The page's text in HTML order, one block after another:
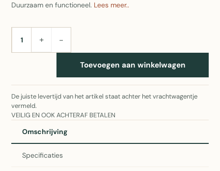
Duurzaam en functioneel. Lees meer..
AANTAL+ −
Toevoegen aan winkelwagen
De juiste levertijd van het artikel staat achter het vrachtwagentje
vermeld.
VEILIG EN OOK ACHTERAF BETALEN
Omschrijving
Specificaties